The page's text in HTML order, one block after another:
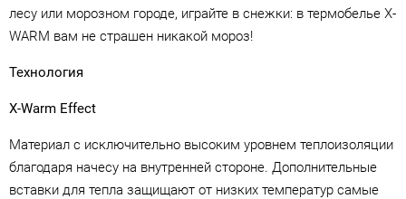
лесу или морозном городе, играйте в снежки: в термобелье X-
WARM вам не страшен никакой мороз!
Технология
X-Warm Effect
Материал с исключительно высоким уровнем теплоизоляции
благодаря начесу на внутренней стороне. Дополнительные
вставки для тепла защищают от низких температур самые